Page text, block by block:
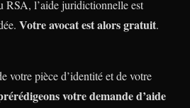
RSA, l’aide juridictionnelle est
Votre avocat est alors gratuit.
votre pièce d’identité et de votre
votre demande d’aide